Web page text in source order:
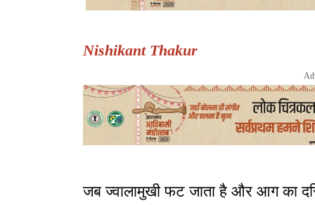
Nishikant Thakur
जब ज्वालामुखी फट जाता है और आग का